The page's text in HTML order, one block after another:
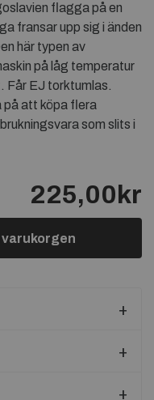
flagga på en
fransar upp sig i änden
här typen av
på låg temperatur
Får EJ torktumlas.
på att köpa flera
som slits i
225,00kr